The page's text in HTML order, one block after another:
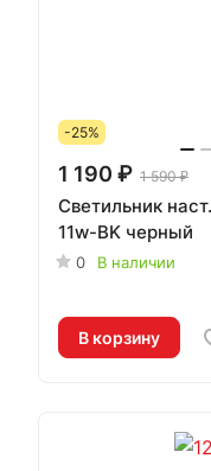
-25%
1 190 ₽ 1 590 ₽
Светильник
11w-BK черный
0 В наличии
В корзину